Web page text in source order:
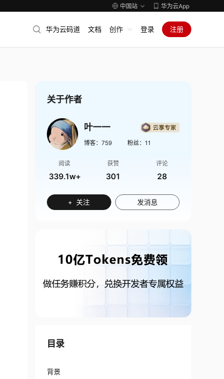
中国站 华为云App
华为云码道 文档 创作 登录 注册
关于作者
叶一一
博客： 759 粉丝： 11
阅读
339.1w+
获赞
301
评论
28
+ 关注 发消息
目录
背景